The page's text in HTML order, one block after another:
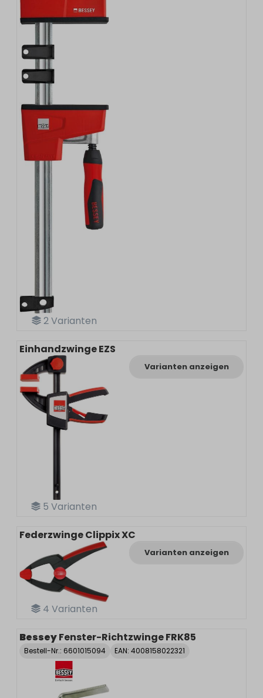
2Varianten
5 Varianten
Einhandzwinge EZS
Varianten anzeigen
4 Varianten
Federzwinge Clippix XC
Varianten anzeigen
BesseyFenster-Richtzwinge FRK85
Bestell-Nr.: 6601015094 EAN: 4008158022321